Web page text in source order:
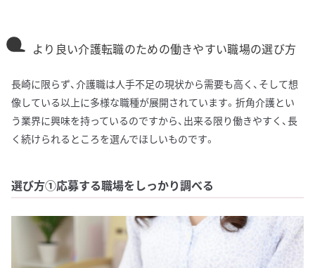
より良い介護転職のための働きやすい職場の選び方
長崎に限らず、介護職は人手不足の現状から需要も高く、そして想
像している以上に多様な職種が展開されています。折角介護とい
う業界に興味を持っているのですから、出来る限り働きやすく、長
く続けられるところを選んでほしいものです。
選び方①応募する職場をしっかり調べる